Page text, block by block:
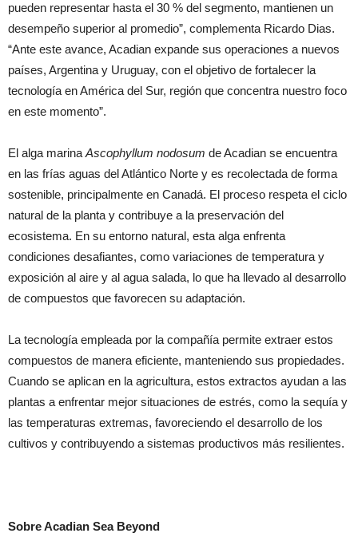
pueden representar hasta el 30 % del segmento, mantienen un
desempeño superior al promedio”, complementa Ricardo Dias.
“Ante este avance, Acadian expande sus operaciones a nuevos
países, Argentina y Uruguay, con el objetivo de fortalecer la
tecnología en América del Sur, región que concentra nuestro foco
en este momento”.
El alga marina Ascophyllum nodosum de Acadian se encuentra
en las frías aguas del Atlántico Norte y es recolectada de forma
sostenible, principalmente en Canadá. El proceso respeta el ciclo
natural de la planta y contribuye a la preservación del
ecosistema. En su entorno natural, esta alga enfrenta
condiciones desafiantes, como variaciones de temperatura y
exposición al aire y al agua salada, lo que ha llevado al desarrollo
de compuestos que favorecen su adaptación.
La tecnología empleada por la compañía permite extraer estos
compuestos de manera eficiente, manteniendo sus propiedades.
Cuando se aplican en la agricultura, estos extractos ayudan a las
plantas a enfrentar mejor situaciones de estrés, como la sequía y
las temperaturas extremas, favoreciendo el desarrollo de los
cultivos y contribuyendo a sistemas productivos más resilientes.
Sobre Acadian Sea Beyond